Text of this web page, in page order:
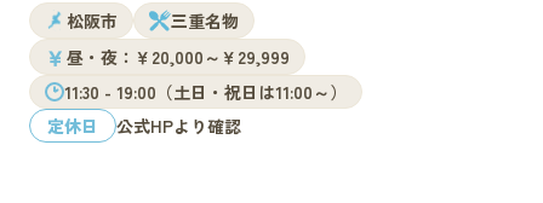
松阪市 三重名物
￥ 昼・夜：￥20,000～￥29,999
11:30 - 19:00（土日・祝日は11:00～）
定休日
公式HPより確認